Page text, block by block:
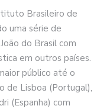
Brasileiro de
uma série de
do Brasil com
em outros países.
público até o
de Lisboa (Portugal),
(Espanha) com